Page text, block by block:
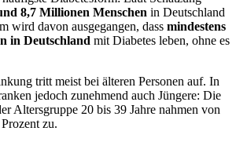
8,7 Millionen Menschen in Deutschland
wird davon ausgegangen, dass mindestens
in Deutschland mit Diabetes leben, ohne es
tritt meist bei älteren Personen auf. In
jedoch zunehmend auch Jüngere: Die
Altersgruppe 20 bis 39 Jahre nahmen von
zu.